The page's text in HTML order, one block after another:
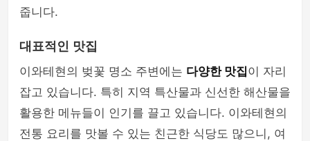
줍니다.
대표적인 맛집
이와테현의 벚꽃 명소 주변에는 다양한 맛집이 자리
잡고 있습니다. 특히 지역 특산물과 신선한 해산물을
활용한 메뉴들이 인기를 끌고 있습니다. 이와테현의
전통 요리를 맛볼 수 있는 친근한 식당도 많으니, 여